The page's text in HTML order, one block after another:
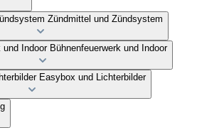
Zündmittel und Zündsystem
Bühnenfeuerwerk und Indoor
Easybox und Lichterbilder